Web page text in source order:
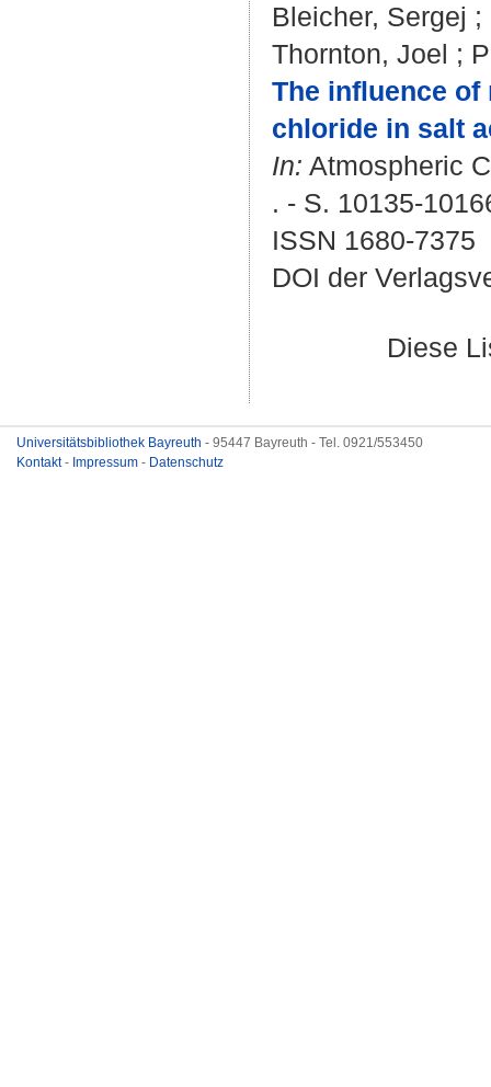
Bleicher, Sergej ;
Thornton, Joel ;
The influence
chloride in salt
In: Atmospheric
. - S. 10135-
ISSN 1680-7375
DOI der
Diese
Universitätsbibliothek Bayreuth - 95447 Bayreuth - Tel. 0921/553450
Kontakt- Impressum - Datenschutz